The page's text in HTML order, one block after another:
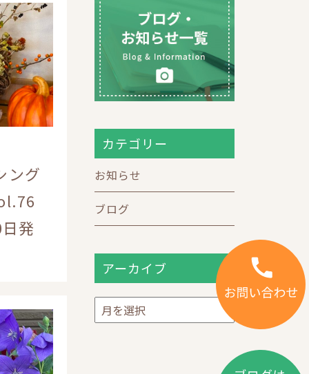
ング
発
カテゴリー
お知らせ
ブログ
アーカイブ
ア
ー